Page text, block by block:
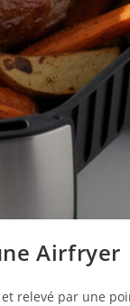
Airfryer
relevé par une